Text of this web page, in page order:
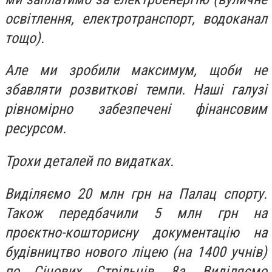
освітлення, електротранспорт, водоканал
тощо).
Але ми зробили максимум, щоби не
збавляти розвиткові темпи. Наші галузі
рівномірно забезпечені фінансовим
ресурсом.
Трохи деталей по видатках.
Виділяємо 20 млн грн на Палац спорту.
Також передбачили 5 млн грн на
проєктно-кошторисну документацію на
будівництво нового ліцею (на 1400 учнів)